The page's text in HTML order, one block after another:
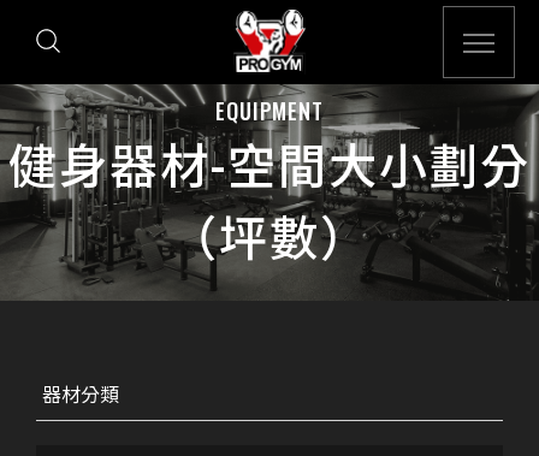
EQUIPMENT
健身器材-空間大小劃分
（坪數）
器材分類